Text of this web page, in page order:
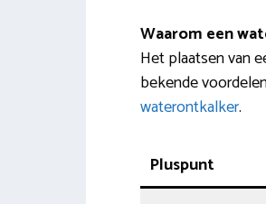
Waarom een
Het plaatsen van
bekende
waterontkalker.
Pluspunt